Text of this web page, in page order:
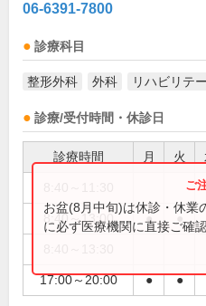
06-6391-7800
診療科目
整形外科 外科 リハビリテ
診療/受付時間・休診日
診療時間 月 火
8:40～13:00 ● ●
17:00～20:00 ● ●
お盆(8月中旬)は休診・休業
に必ず医療機関に直接ご確